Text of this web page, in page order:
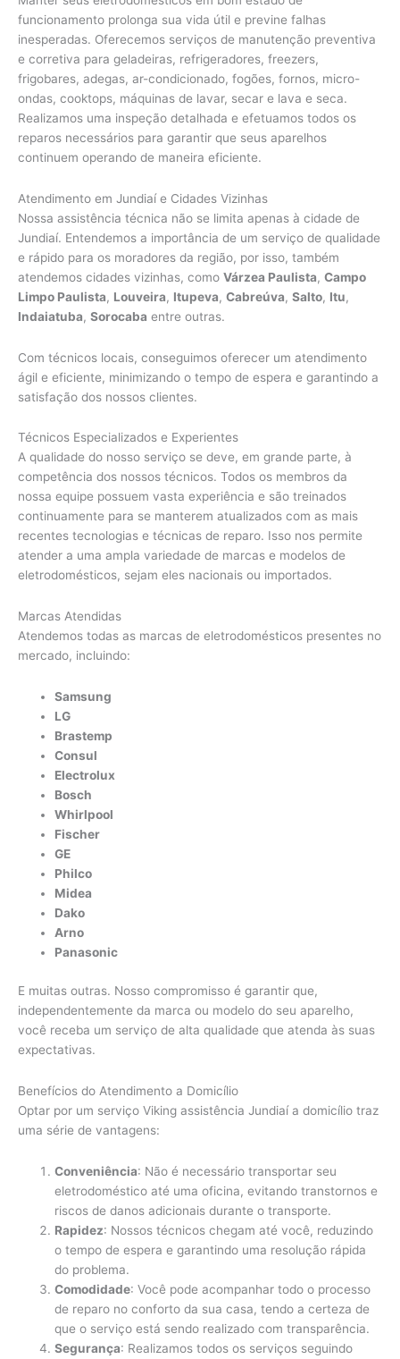
funcionamento prolonga sua vida útil e previne falhas
inesperadas. Oferecemos serviços de manutenção preventiva
e corretiva para geladeiras, refrigeradores, freezers,
frigobares, adegas, ar-condicionado, fogões, fornos, micro-
ondas, cooktops, máquinas de lavar, secar e lava e seca.
Realizamos uma inspeção detalhada e efetuamos todos os
reparos necessários para garantir que seus aparelhos
continuem operando de maneira eficiente.
Atendimento em Jundiaí e Cidades Vizinhas
Nossa assistência técnica não se limita apenas à cidade de
Jundiaí. Entendemos a importância de um serviço de qualidade
e rápido para os moradores da região, por isso, também
atendemos cidades vizinhas, como Várzea Paulista, Campo
Limpo Paulista, Louveira, Itupeva, Cabreúva, Salto, Itu,
Indaiatuba, Sorocaba entre outras.
Com técnicos locais, conseguimos oferecer um atendimento
ágil e eficiente, minimizando o tempo de espera e garantindo a
satisfação dos nossos clientes.
Técnicos Especializados e Experientes
A qualidade do nosso serviço se deve, em grande parte, à
competência dos nossos técnicos. Todos os membros da
nossa equipe possuem vasta experiência e são treinados
continuamente para se manterem atualizados com as mais
recentes tecnologias e técnicas de reparo. Isso nos permite
atender a uma ampla variedade de marcas e modelos de
eletrodomésticos, sejam eles nacionais ou importados.
Marcas Atendidas
Atendemos todas as marcas de eletrodomésticos presentes no
mercado, incluindo:
Samsung
LG
Brastemp
Consul
Electrolux
Bosch
Whirlpool
Fischer
GE
Philco
Midea
Dako
Arno
Panasonic
E muitas outras. Nosso compromisso é garantir que,
independentemente da marca ou modelo do seu aparelho,
você receba um serviço de alta qualidade que atenda às suas
expectativas.
Benefícios do Atendimento a Domicílio
Optar por um serviço Viking assistência Jundiaí a domicílio traz
uma série de vantagens:
Conveniência: Não é necessário transportar seu
eletrodoméstico até uma oficina, evitando transtornos e
riscos de danos adicionais durante o transporte.
Rapidez: Nossos técnicos chegam até você, reduzindo
o tempo de espera e garantindo uma resolução rápida
do problema.
Comodidade: Você pode acompanhar todo o processo
de reparo no conforto da sua casa, tendo a certeza de
que o serviço está sendo realizado com transparência.
Segurança: Realizamos todos os serviços seguindo